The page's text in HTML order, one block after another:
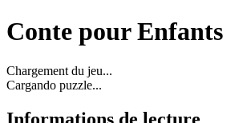
Conte pour Enfants
Chargement du jeu...
Cargando puzzle...
Informations de lecture